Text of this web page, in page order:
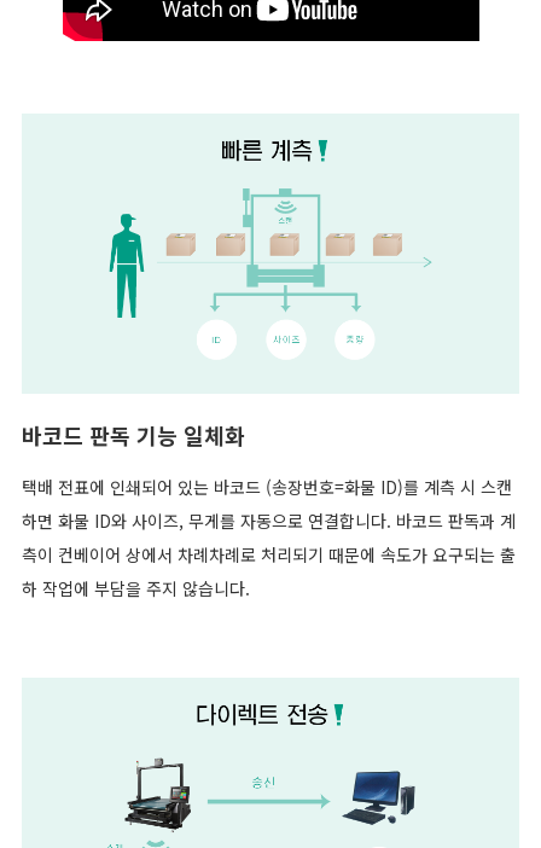
바코드 판독 기능 일체화
택배 전표에 인쇄되어 있는 바코드 (송장번호=화물 ID)를 계측 시 스캔
하면 화물 ID와 사이즈, 무게를 자동으로 연결합니다. 바코드 판독과 계
측이 컨베이어 상에서 차례차례로 처리되기 때문에 속도가 요구되는 출
하 작업에 부담을 주지 않습니다.